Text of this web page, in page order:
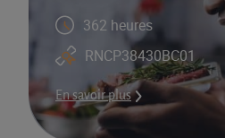
362 heures
RNCP38430BC01
En savoir plus